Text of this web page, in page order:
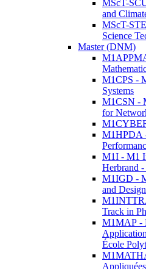
MScT-
and
MScT-
Science
Master (DNM)
M1CPS -
Systems
M1CSN -
for
M1HPDA
M1I - M1
Herbrand
M1IGD -
and Design
Track in
M1MAP -
École
Appliquées